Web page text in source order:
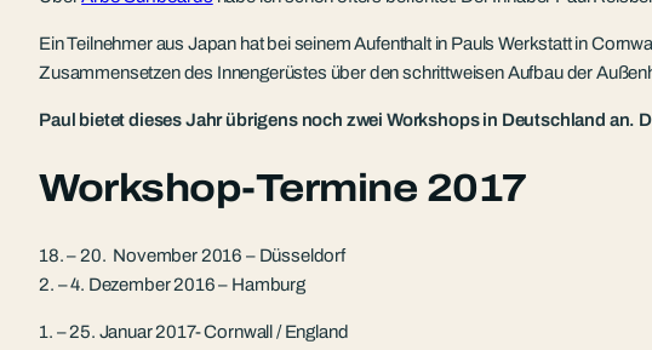
Ein Teilnehmer aus Japan hat bei seinem Aufenthalt in Pauls Werkstatt in
Zusammensetzen des Innengerüstes über den schrittweisen Aufbau der
Paul bietet dieses Jahr übrigens noch zwei Workshops in Deutschland an.
Workshop-Termine 2017
18. – 20. November 2016 – Düsseldorf
2. – 4. Dezember 2016 – Hamburg
1. – 25. Januar 2017- Cornwall / England